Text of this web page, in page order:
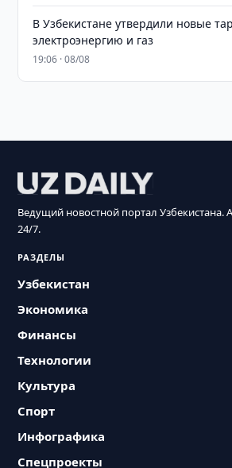
В Узбекистане утвердили новые
электроэнергию и газ
19:06 · 08/08
Ведущий новостной портал Узбекистана.
24/7.
РАЗДЕЛЫ
Узбекистан
Экономика
Финансы
Технологии
Культура
Спорт
Инфографика
Спецпроекты